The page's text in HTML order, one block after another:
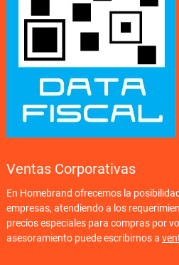
Ventas Corporativas
En Homebrand ofrecemos la
empresas, atendiendo a los
precios especiales para compras por
asesoramiento puede escribirnos a